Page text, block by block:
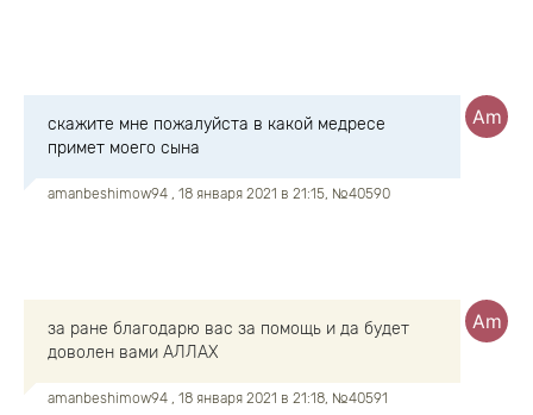
скажите мне пожалуйста в какой медресе
примет моего сына
amanbeshimow94 , 18 января 2021 в 21:15, №40590
за ране благодарю вас за помощь и да будет
доволен вами АЛЛАХ
amanbeshimow94 , 18 января 2021 в 21:18, №40591